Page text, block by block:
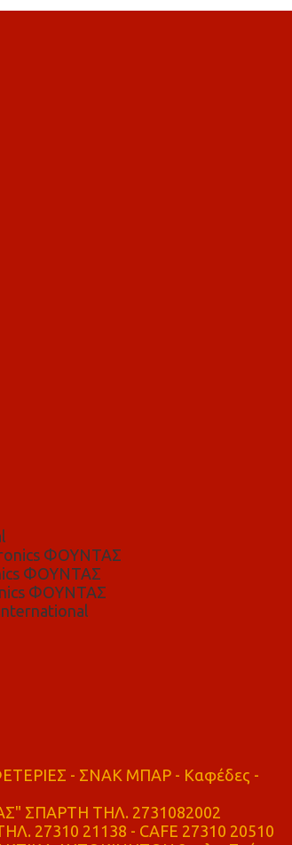
ΦΟΥΝΤΑΣ
ΦΟΥΝΤΑΣ
ΦΟΥΝΤΑΣ
- ΣΝΑΚ ΜΠΑΡ - Καφέδες -
ΣΠΑΡΤΗ ΤΗΛ. 2731082002
27310 21138 - CAFE 27310 20510